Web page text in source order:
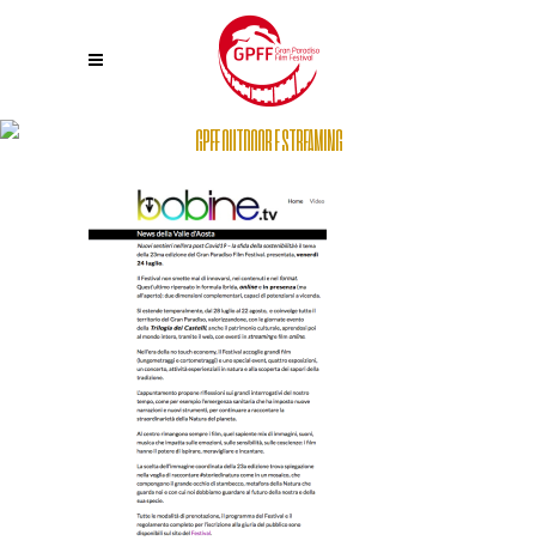
GPFF OUTDOOR E STREAMING